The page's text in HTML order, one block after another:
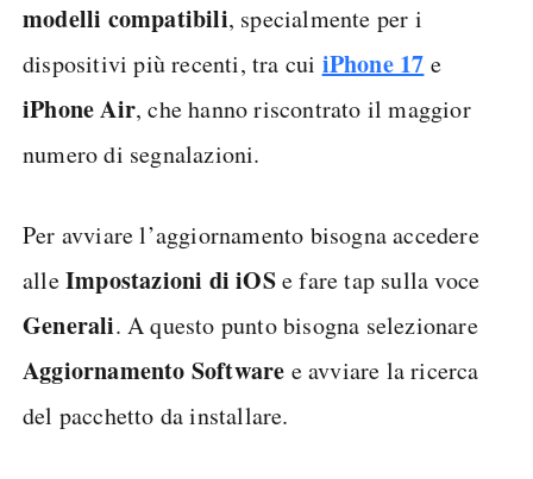
modelli compatibili, specialmente per i
dispositivi più recenti, tra cui iPhone 17 e
iPhone Air, che hanno riscontrato il maggior
numero di segnalazioni.
Per avviare l’aggiornamento bisogna accedere
alleImpostazioni di iOSe fare tap sulla voce
Generali. A questo punto bisogna selezionare
Aggiornamento Software e avviare la ricerca
del pacchetto da installare.